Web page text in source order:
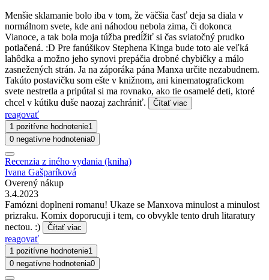
Menšie sklamanie bolo iba v tom, že väčšia časť deja sa diala v
normálnom svete, kde ani náhodou nebola zima, či dokonca
Vianoce, a tak bola moja túžba predĺžiť si čas sviatočný prudko
potlačená. :D Pre fanúšikov Stephena Kinga bude toto ale veľká
lahôdka a možno jeho synovi prepáčia drobné chybičky a málo
zasnežených strán. Ja na záporáka pána Manxa určite nezabudnem.
Takúto postavičku som ešte v knižnom, ani kinematografickom
svete nestretla a pripútal si ma rovnako, ako tie osamelé deti, ktoré
chcel v kútiku duše naozaj zachrániť.
Čítať viac
reagovať
1 pozitívne hodnotenie1
0 negatívne hodnotenia0
Recenzia z iného vydania (kniha)
Ivana Gašparíková
Overený nákup
3.4.2023
Famózni doplneni romanu! Ukaze se Manxova minulost a minulost
prizraku. Komix doporucuji i tem, co obvykle tento druh litaratury
nectou. :)
Čítať viac
reagovať
1 pozitívne hodnotenie1
0 negatívne hodnotenia0